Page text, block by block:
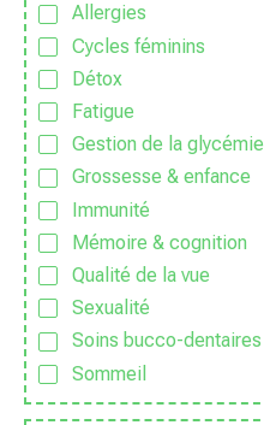
Sans huile de palme
Sans huile essentielle
Sans lactose
Sans nanoparticules
Sans OGM
Sans parfum
Sans Pesticide
Sans sucre ajouté
Sauvage
Traditionnel
Vegan
Végétarien
Allergies
Cycles féminins
Détox
Fatigue
Gestion de la glycémie
Grossesse & enfance
Immunité
Mémoire & cognition
Qualité de la vue
Sexualité
Soins bucco-dentaires
Sommeil
Sport & Vitalité